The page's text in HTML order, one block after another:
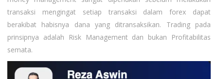
transaksi mengingat setiap transaksi dalam forex dapat
berakibat habisnya dana yang ditransaksikan. Trading pada
prinsipnya adalah Risk Management dan bukan Profitabilitas
semata.